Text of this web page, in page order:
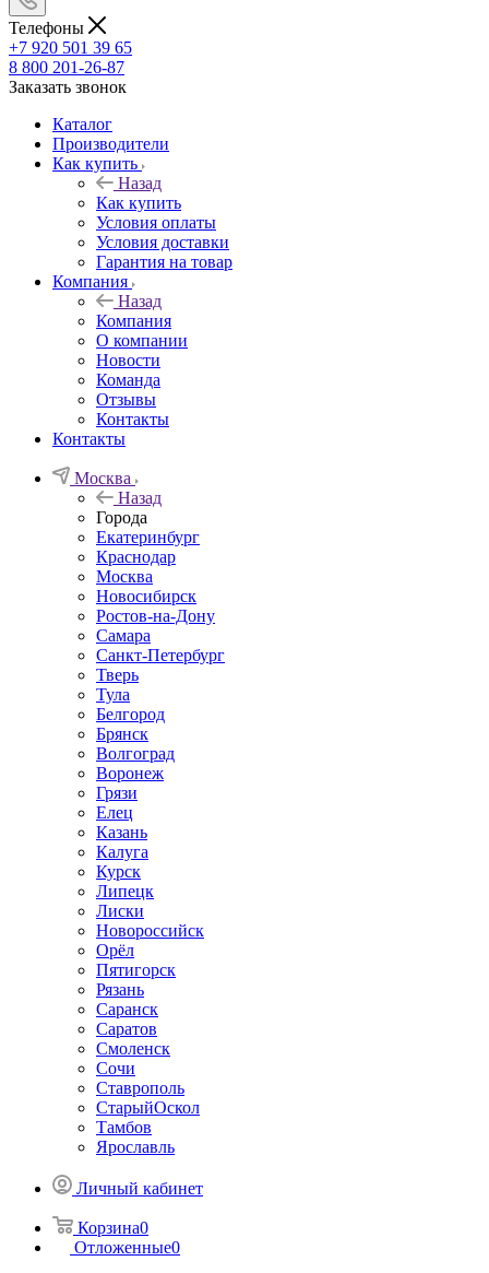
Телефоны
+7 920 501 39 65
8 800 201-26-87
Заказать звонок
Каталог
Производители
Как купить
Назад
Как купить
Условия оплаты
Условия доставки
Гарантия на товар
Компания
Назад
Компания
О компании
Новости
Команда
Отзывы
Контакты
Контакты
Москва
Назад
Города
Екатеринбург
Краснодар
Москва
Новосибирск
Ростов-на-Дону
Самара
Санкт-Петербург
Тверь
Тула
Белгород
Брянск
Волгоград
Воронеж
Грязи
Елец
Казань
Калуга
Курск
Липецк
Лиски
Новороссийск
Орёл
Пятигорск
Рязань
Саранск
Саратов
Смоленск
Сочи
Ставрополь
СтарыйОскол
Тамбов
Ярославль
Личный кабинет
Корзина0
Отложенные0